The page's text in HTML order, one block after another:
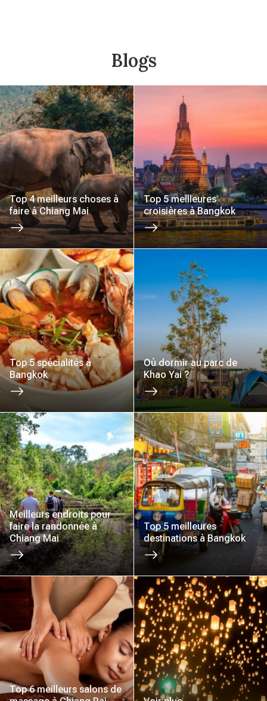
Blogs
Top 4 meilleurs choses à
faire à Chiang Mai
Top 5 meilleures
croisières à Bangkok
Top 5 spécialités à
Bangkok
Où dormir au parc de
Khao Yai ?
Meilleurs endroits pour
faire la randonnée à
Chiang Mai
Top 5 meilleures
destinations à Bangkok
Top 6 meilleurs salons de